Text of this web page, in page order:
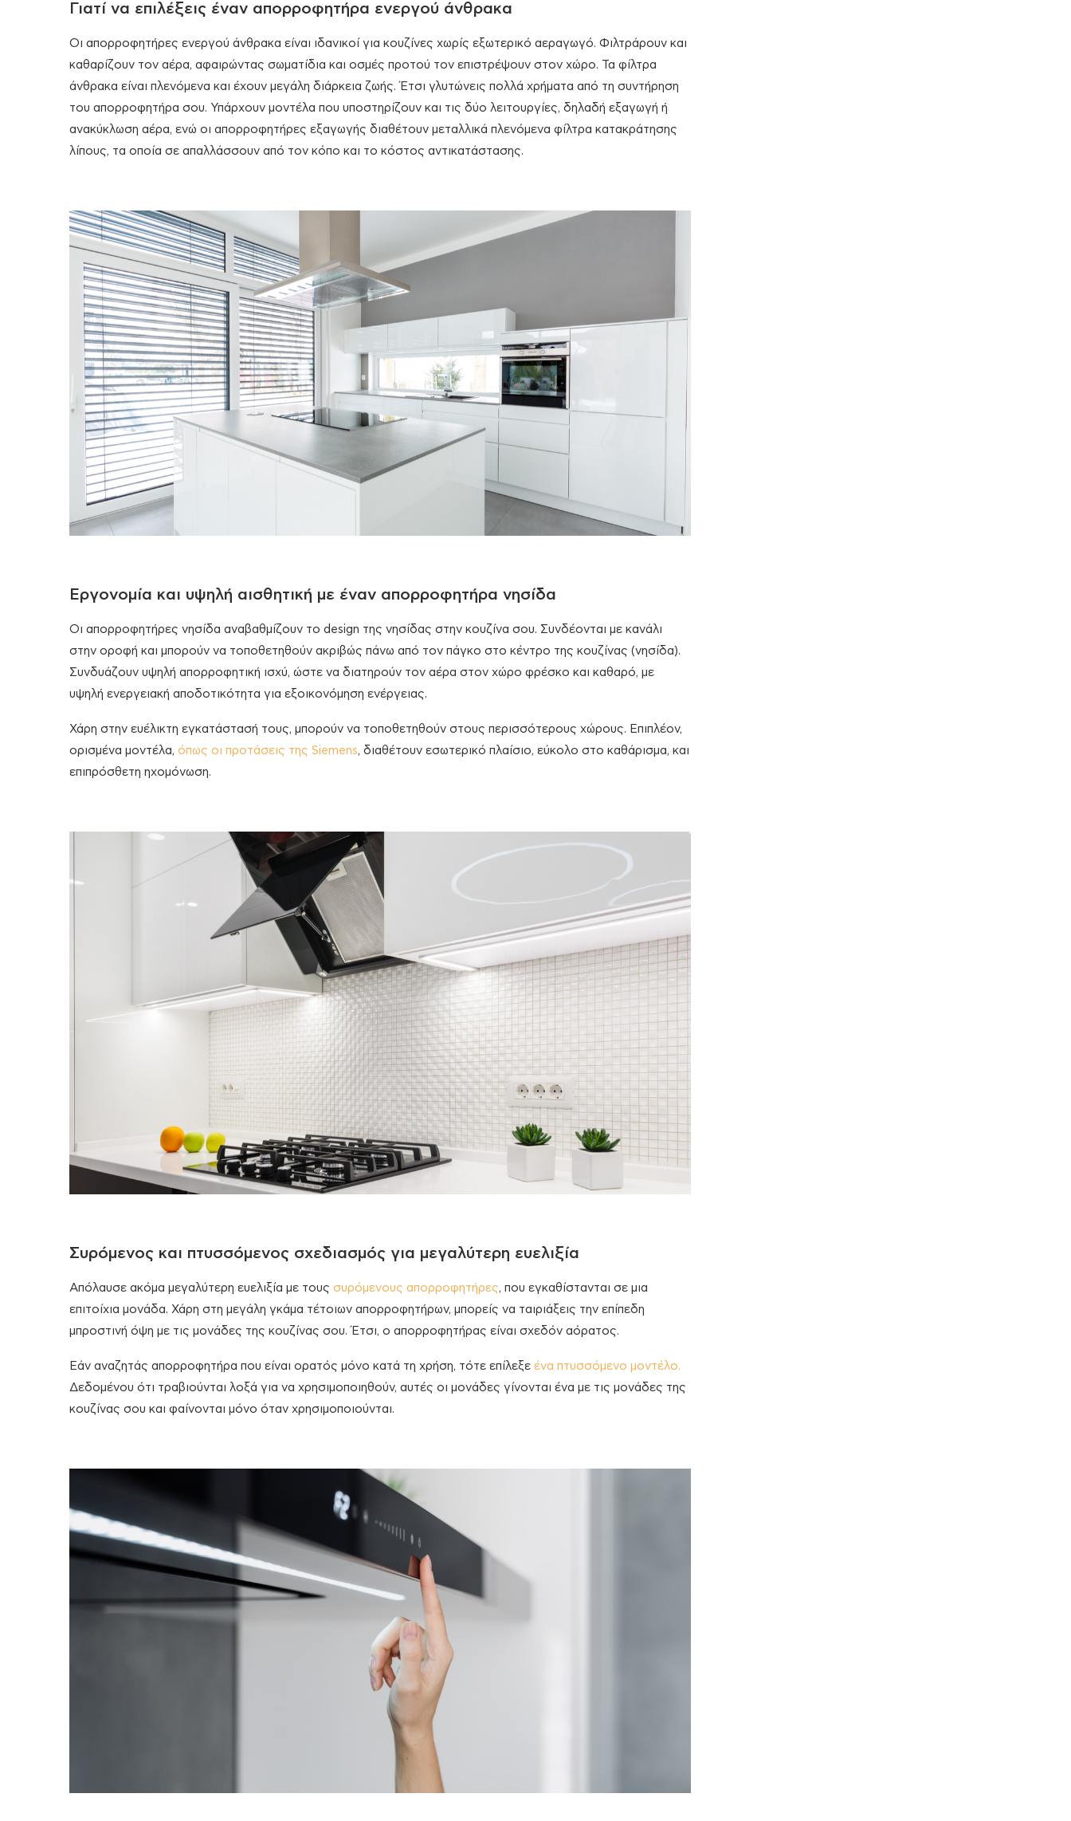
Γιατί να επιλέξεις έναν απορροφητήρα ενεργού άνθρακα
Οι απορροφητήρες ενεργού άνθρακα είναι ιδανικοί για κουζίνες χωρίς εξωτερικό αεραγωγό. Φιλτράρουν και
καθαρίζουν τον αέρα, αφαιρώντας σωματίδια και οσμές προτού τον επιστρέψουν στον χώρο. Τα φίλτρα
άνθρακα είναι πλενόμενα και έχουν μεγάλη διάρκεια ζωής. Έτσι γλυτώνεις πολλά χρήματα από τη συντήρηση
του απορροφητήρα σου. Υπάρχουν μοντέλα που υποστηρίζουν και τις δύο λειτουργίες, δηλαδή εξαγωγή ή
ανακύκλωση αέρα, ενώ οι απορροφητήρες εξαγωγής διαθέτουν μεταλλικά πλενόμενα φίλτρα κατακράτησης
λίπους, τα οποία σε απαλλάσσουν από τον κόπο και το κόστος αντικατάστασης.
Εργονομία και υψηλή αισθητική με έναν απορροφητήρα νησίδα
Οι απορροφητήρες νησίδα αναβαθμίζουν το design της νησίδας στην κουζίνα σου. Συνδέονται με κανάλι
στην οροφή και μπορούν να τοποθετηθούν ακριβώς πάνω από τον πάγκο στο κέντρο της κουζίνας (νησίδα).
Συνδυάζουν υψηλή απορροφητική ισχύ, ώστε να διατηρούν τον αέρα στον χώρο φρέσκο και καθαρό, με
υψηλή ενεργειακή αποδοτικότητα για εξοικονόμηση ενέργειας.
Χάρη στην ευέλικτη εγκατάστασή τους, μπορούν να τοποθετηθούν στους περισσότερους χώρους. Επιπλέον,
ορισμένα μοντέλα, όπως οι προτάσεις της Siemens, διαθέτουν εσωτερικό πλαίσιο, εύκολο στο καθάρισμα, και
επιπρόσθετη ηχομόνωση.
Συρόμενος και πτυσσόμενος σχεδιασμός για μεγαλύτερη ευελιξία
Απόλαυσε ακόμα μεγαλύτερη ευελιξία με τους συρόμενους απορροφητήρες, που εγκαθίστανται σε μια
επιτοίχια μονάδα. Χάρη στη μεγάλη γκάμα τέτοιων απορροφητήρων, μπορείς να ταιριάξεις την επίπεδη
μπροστινή όψη με τις μονάδες της κουζίνας σου. Έτσι, ο απορροφητήρας είναι σχεδόν αόρατος.
Εάν αναζητάς απορροφητήρα που είναι ορατός μόνο κατά τη χρήση, τότε επίλεξε ένα πτυσσόμενο μοντέλο.
Δεδομένου ότι τραβιούνται λοξά για να χρησιμοποιηθούν, αυτές οι μονάδες γίνονται ένα με τις μονάδες της
κουζίνας σου και φαίνονται μόνο όταν χρησιμοποιούνται.